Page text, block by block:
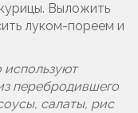
Выложить
луком-пореем и
используют
перебродившего
салаты, рис